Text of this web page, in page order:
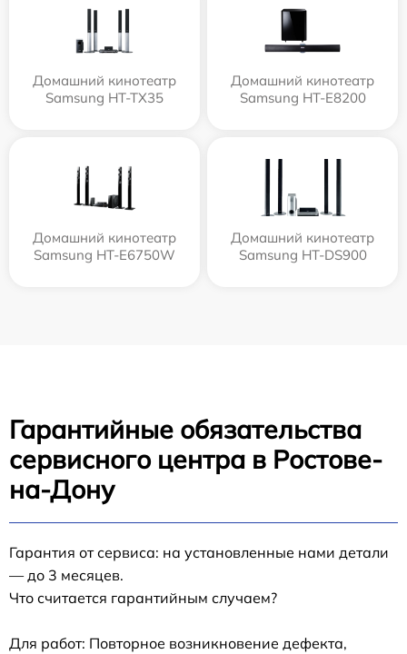
Домашний кинотеатр
Samsung HT-TX35
Домашний кинотеатр
Samsung HT-E8200
Домашний кинотеатр
Samsung HT-E6750W
Домашний кинотеатр
Samsung HT-DS900
Гарантийные обязательства
сервисного центра в Ростове-
на-Дону
Гарантия от сервиса: на установленные нами детали
— до 3 месяцев.
Что считается гарантийным случаем?
Для работ: Повторное возникновение дефекта,